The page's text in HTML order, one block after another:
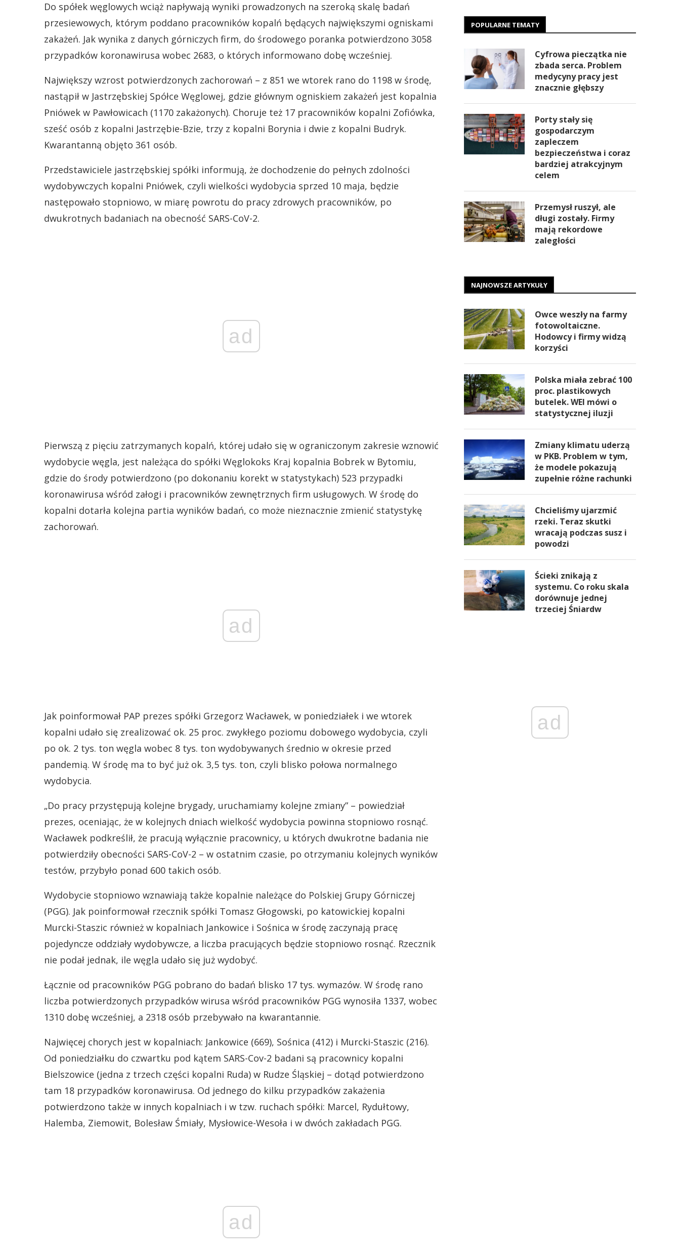
Do spółek węglowych wciąż napływają wyniki prowadzonych na szeroką skalę badań
przesiewowych, którym poddano pracowników kopalń będących największymi ogniskami
zakażeń. Jak wynika z danych górniczych firm, do środowego poranka potwierdzono 3058
przypadków koronawirusa wobec 2683, o których informowano dobę wcześniej.
Największy wzrost potwierdzonych zachorowań – z 851 we wtorek rano do 1198 w środę,
nastąpił w Jastrzębskiej Spółce Węglowej, gdzie głównym ogniskiem zakażeń jest kopalnia
Pniówek w Pawłowicach (1170 zakażonych). Choruje też 17 pracowników kopalni Zofiówka,
sześć osób z kopalni Jastrzębie-Bzie, trzy z kopalni Borynia i dwie z kopalni Budryk.
Kwarantanną objęto 361 osób.
Przedstawiciele jastrzębskiej spółki informują, że dochodzenie do pełnych zdolności
wydobywczych kopalni Pniówek, czyli wielkości wydobycia sprzed 10 maja, będzie
następowało stopniowo, w miarę powrotu do pracy zdrowych pracowników, po
dwukrotnych badaniach na obecność SARS-CoV-2.
ad
Pierwszą z pięciu zatrzymanych kopalń, której udało się w ograniczonym zakresie wznowić
wydobycie węgla, jest należąca do spółki Węglokoks Kraj kopalnia Bobrek w Bytomiu,
gdzie do środy potwierdzono (po dokonaniu korekt w statystykach) 523 przypadki
koronawirusa wśród załogi i pracowników zewnętrznych firm usługowych. W środę do
kopalni dotarła kolejna partia wyników badań, co może nieznacznie zmienić statystykę
zachorowań.
ad
Jak poinformował PAP prezes spółki Grzegorz Wacławek, w poniedziałek i we wtorek
kopalni udało się zrealizować ok. 25 proc. zwykłego poziomu dobowego wydobycia, czyli
po ok. 2 tys. ton węgla wobec 8 tys. ton wydobywanych średnio w okresie przed
pandemią. W środę ma to być już ok. 3,5 tys. ton, czyli blisko połowa normalnego
wydobycia.
„Do pracy przystępują kolejne brygady, uruchamiamy kolejne zmiany” – powiedział
prezes, oceniając, że w kolejnych dniach wielkość wydobycia powinna stopniowo rosnąć.
Wacławek podkreślił, że pracują wyłącznie pracownicy, u których dwukrotne badania nie
potwierdziły obecności SARS-CoV-2 – w ostatnim czasie, po otrzymaniu kolejnych wyników
testów, przybyło ponad 600 takich osób.
Wydobycie stopniowo wznawiają także kopalnie należące do Polskiej Grupy Górniczej
(PGG). Jak poinformował rzecznik spółki Tomasz Głogowski, po katowickiej kopalni
Murcki-Staszic również w kopalniach Jankowice i Sośnica w środę zaczynają pracę
pojedyncze oddziały wydobywcze, a liczba pracujących będzie stopniowo rosnąć. Rzecznik
nie podał jednak, ile węgla udało się już wydobyć.
Łącznie od pracowników PGG pobrano do badań blisko 17 tys. wymazów. W środę rano
liczba potwierdzonych przypadków wirusa wśród pracowników PGG wynosiła 1337, wobec
1310 dobę wcześniej, a 2318 osób przebywało na kwarantannie.
Najwięcej chorych jest w kopalniach: Jankowice (669), Sośnica (412) i Murcki-Staszic (216).
Od poniedziałku do czwartku pod kątem SARS-Cov-2 badani są pracownicy kopalni
Bielszowice (jedna z trzech części kopalni Ruda) w Rudze Śląskiej – dotąd potwierdzono
tam 18 przypadków koronawirusa. Od jednego do kilku przypadków zakażenia
potwierdzono także w innych kopalniach i w tzw. ruchach spółki: Marcel, Rydułtowy,
Halemba, Ziemowit, Bolesław Śmiały, Mysłowice-Wesoła i w dwóch zakładach PGG.
ad
POPULARNE TEMATY
Cyfrowa pieczątka nie
zbada serca. Problem
medycyny pracy jest
znacznie głębszy
Porty stały się
gospodarczym
zapleczem
bezpieczeństwa i coraz
bardziej atrakcyjnym
celem
Przemysł ruszył, ale
długi zostały. Firmy
mają rekordowe
zaległości
NAJNOWSZE ARTYKUŁY
Owce weszły na farmy
fotowoltaiczne.
Hodowcy i firmy widzą
korzyści
Polska miała zebrać 100
proc. plastikowych
butelek. WEI mówi o
statystycznej iluzji
Zmiany klimatu uderzą
w PKB. Problem w tym,
że modele pokazują
zupełnie różne rachunki
Chcieliśmy ujarzmić
rzeki. Teraz skutki
wracają podczas susz i
powodzi
Ścieki znikają z
systemu. Co roku skala
dorównuje jednej
trzeciej Śniardw
ad